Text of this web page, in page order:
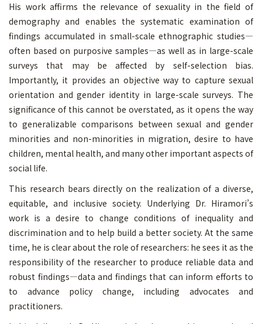
His work affirms the relevance of sexuality in the field of
demography and enables the systematic examination of
findings accumulated in small-scale ethnographic studies—
often based on purposive samples—as well as in large-scale
surveys that may be affected by self-selection bias.
Importantly, it provides an objective way to capture sexual
orientation and gender identity in large-scale surveys. The
significance of this cannot be overstated, as it opens the way
to generalizable comparisons between sexual and gender
minorities and non-minorities in migration, desire to have
children, mental health, and many other important aspects of
social life.
This research bears directly on the realization of a diverse,
equitable, and inclusive society. Underlying Dr. Hiramori’s
work is a desire to change conditions of inequality and
discrimination and to help build a better society. At the same
time, he is clear about the role of researchers: he sees it as the
responsibility of the researcher to produce reliable data and
robust findings—data and findings that can inform efforts to
to advance policy change, including advocates and
practitioners.